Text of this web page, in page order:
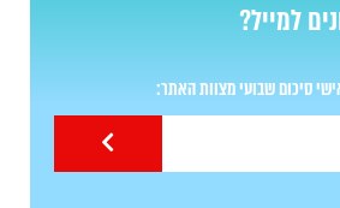
למייל?
סיכום שבועי מצוות האתר: